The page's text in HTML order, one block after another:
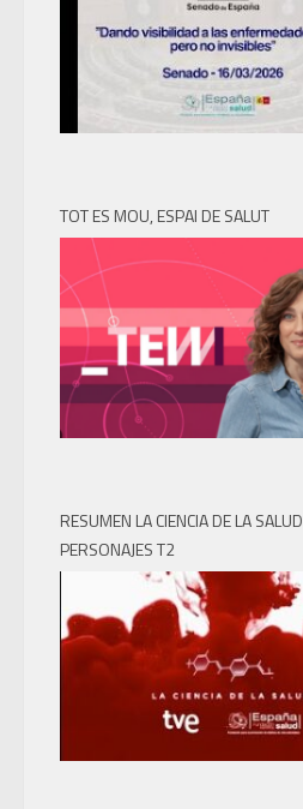
TOT ES MOU, ESPAI DE SALUT
RESUMEN LA CIENCIA DE LA SALUD
PERSONAJES T2